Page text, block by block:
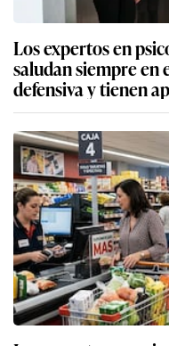
Los expertos en
saludan siempre en
defensiva y tienen